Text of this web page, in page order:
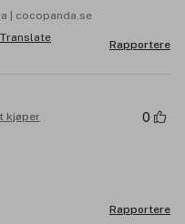
| cocopanda.se
Rapportere
kjøper 0
Rapportere